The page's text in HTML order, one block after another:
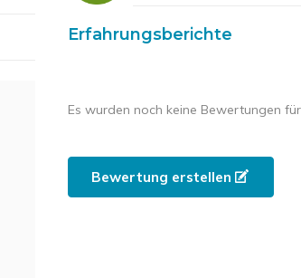
Erfahrungsberichte
Es wurden noch keine Bewertungen
Bewertung erstellen